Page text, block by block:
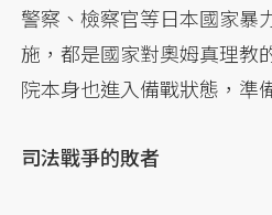
警察、檢察官等日本國家暴
施，都是國家對奧姆真理教
院本身也進入備戰狀態，準
司法戰爭的敗者